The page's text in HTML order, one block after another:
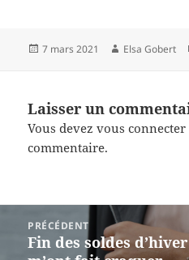
Publié
7 mars 2021 Auteur
Elsa Gobert
Laisser un
Vous devezvous connecter
commentaire.
l’article
PRÉCÉDENT
Article
Fin des soldes